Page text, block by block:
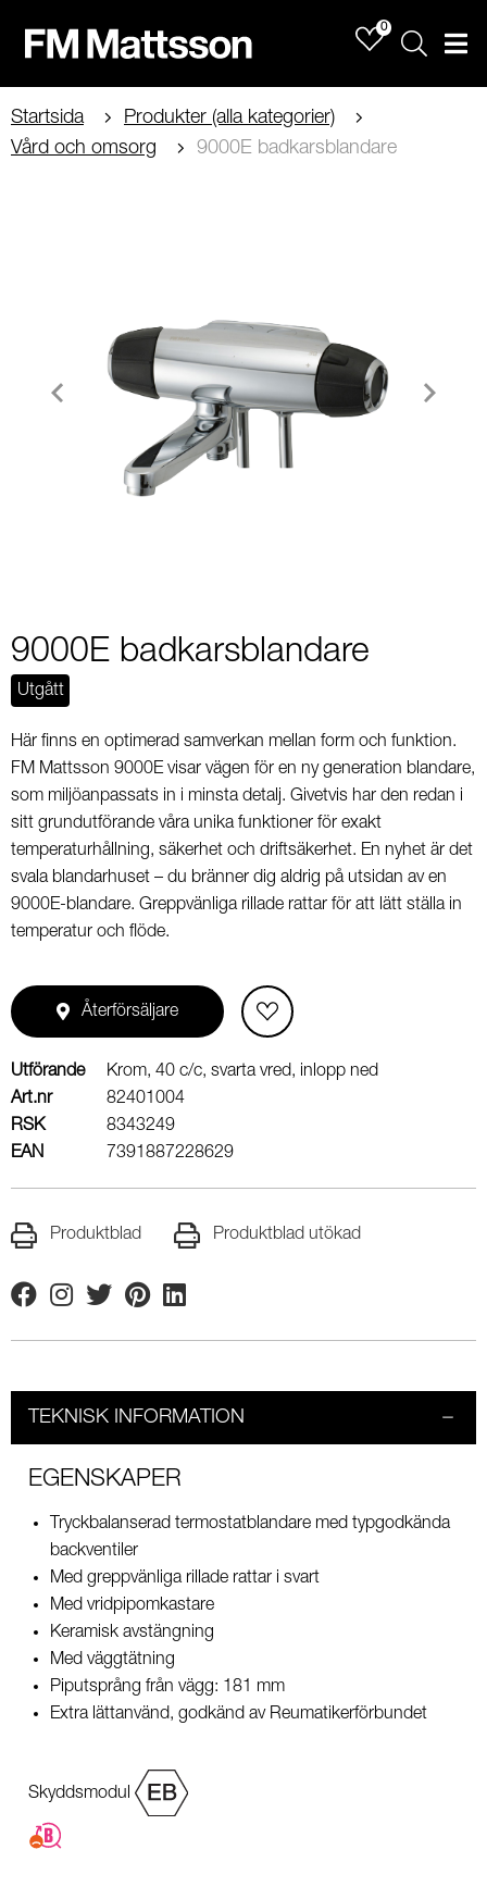
0
Sök
Startsida
Produkter (alla kategorier)
Vård och omsorg
9000E badkarsblandare
9000E badkarsblandare
Utgått
Här finns en optimerad samverkan mellan form och funktion.
FM Mattsson 9000E visar vägen för en ny generation blandare,
som miljöanpassats in i minsta detalj. Givetvis har den redan i
sitt grundutförande våra unika funktioner för exakt
temperaturhållning, säkerhet och driftsäkerhet. En nyhet är det
svala blandarhuset – du bränner dig aldrig på utsidan av en
9000E-blandare. Greppvänliga rillade rattar för att lätt ställa in
temperatur och flöde.
Återförsäljare
Utförande
Krom, 40 c/c, svarta vred, inlopp ned
Art.nr
82401004
RSK
8343249
EAN
7391887228629
Produktblad Produktblad utökad
FacebookInstagram
TwitterPinterestLinkedin
TEKNISK INFORMATION
EGENSKAPER
Tryckbalanserad termostatblandare med typgodkända
backventiler
Med greppvänliga rillade rattar i svart
Med vridpipomkastare
Keramisk avstängning
Med väggtätning
Piputsprång från vägg: 181 mm
Extra lättanvänd, godkänd av Reumatikerförbundet
Skyddsmodul